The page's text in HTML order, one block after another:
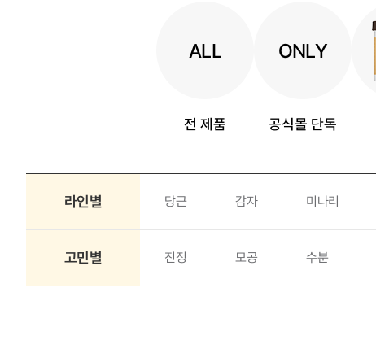
ALL
전 제품
ONLY
공식몰 단독
라인별 당근 감자 미나리
고민별 진정 모공 수분